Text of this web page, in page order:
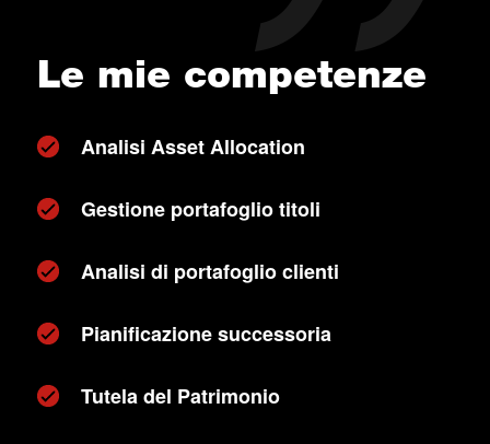
Le mie competenze
Analisi Asset Allocation
Gestione portafoglio titoli
Analisi di portafoglio clienti
Pianificazione successoria
Tutela del Patrimonio